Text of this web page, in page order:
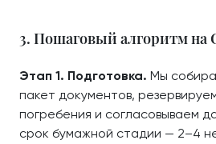
3. Пошаговый алгоритм
Этап 1. Подготовка. Мы
пакет документов,
погребения и согласовываем
срок бумажной стадии — 2–4